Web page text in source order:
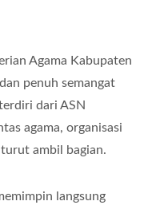
Agama Kabupaten
penuh semangat
dari ASN
agama, organisasi
ambil bagian.
langsung